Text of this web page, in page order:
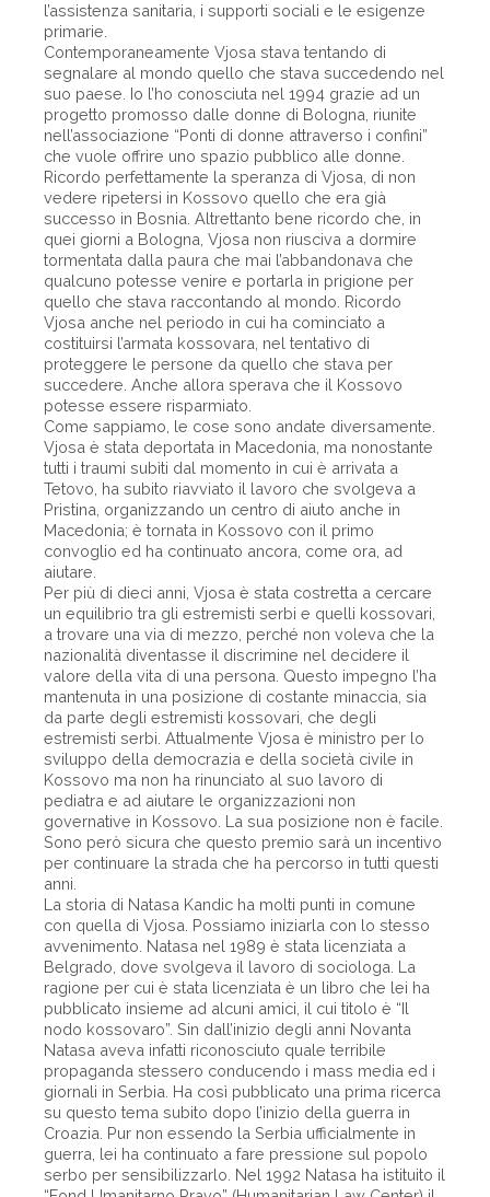
l’assistenza sanitaria, i supporti sociali e le esigenze
primarie.
Contemporaneamente Vjosa stava tentando di
segnalare al mondo quello che stava succedendo nel
suo paese. Io l’ho conosciuta nel 1994 grazie ad un
progetto promosso dalle donne di Bologna, riunite
nell’associazione “Ponti di donne attraverso i confini”
che vuole offrire uno spazio pubblico alle donne.
Ricordo perfettamente la speranza di Vjosa, di non
vedere ripetersi in Kossovo quello che era già
successo in Bosnia. Altrettanto bene ricordo che, in
quei giorni a Bologna, Vjosa non riusciva a dormire
tormentata dalla paura che mai l’abbandonava che
qualcuno potesse venire e portarla in prigione per
quello che stava raccontando al mondo. Ricordo
Vjosa anche nel periodo in cui ha cominciato a
costituirsi l’armata kossovara, nel tentativo di
proteggere le persone da quello che stava per
succedere. Anche allora sperava che il Kossovo
potesse essere risparmiato.
Come sappiamo, le cose sono andate diversamente.
Vjosa è stata deportata in Macedonia, ma nonostante
tutti i traumi subìti dal momento in cui è arrivata a
Tetovo, ha subito riavviato il lavoro che svolgeva a
Pristina, organizzando un centro di aiuto anche in
Macedonia; è tornata in Kossovo con il primo
convoglio ed ha continuato ancora, come ora, ad
aiutare.
Per più di dieci anni, Vjosa è stata costretta a cercare
un equilibrio tra gli estremisti serbi e quelli kossovari,
a trovare una via di mezzo, perché non voleva che la
nazionalità diventasse il discrimine nel decidere il
valore della vita di una persona. Questo impegno l’ha
mantenuta in una posizione di costante minaccia, sia
da parte degli estremisti kossovari, che degli
estremisti serbi. Attualmente Vjosa è ministro per lo
sviluppo della democrazia e della società civile in
Kossovo ma non ha rinunciato al suo lavoro di
pediatra e ad aiutare le organizzazioni non
governative in Kossovo. La sua posizione non è facile.
Sono però sicura che questo premio sarà un incentivo
per continuare la strada che ha percorso in tutti questi
anni.
La storia di Natasa Kandic ha molti punti in comune
con quella di Vjosa. Possiamo iniziarla con lo stesso
avvenimento. Natasa nel 1989 è stata licenziata a
Belgrado, dove svolgeva il lavoro di sociologa. La
ragione per cui è stata licenziata è un libro che lei ha
pubblicato insieme ad alcuni amici, il cui titolo è “Il
nodo kossovaro”. Sin dall’inizio degli anni Novanta
Natasa aveva infatti riconosciuto quale terribile
propaganda stessero conducendo i mass media ed i
giornali in Serbia. Ha così pubblicato una prima ricerca
su questo tema subito dopo l’inizio della guerra in
Croazia. Pur non essendo la Serbia ufficialmente in
guerra, lei ha continuato a fare pressione sul popolo
serbo per sensibilizzarlo. Nel 1992 Natasa ha istituito il